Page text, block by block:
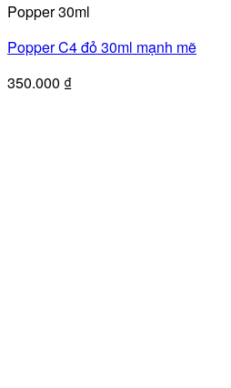
Popper 30ml
Popper C4 đỏ 30ml mạnh mẽ
350.000 ₫